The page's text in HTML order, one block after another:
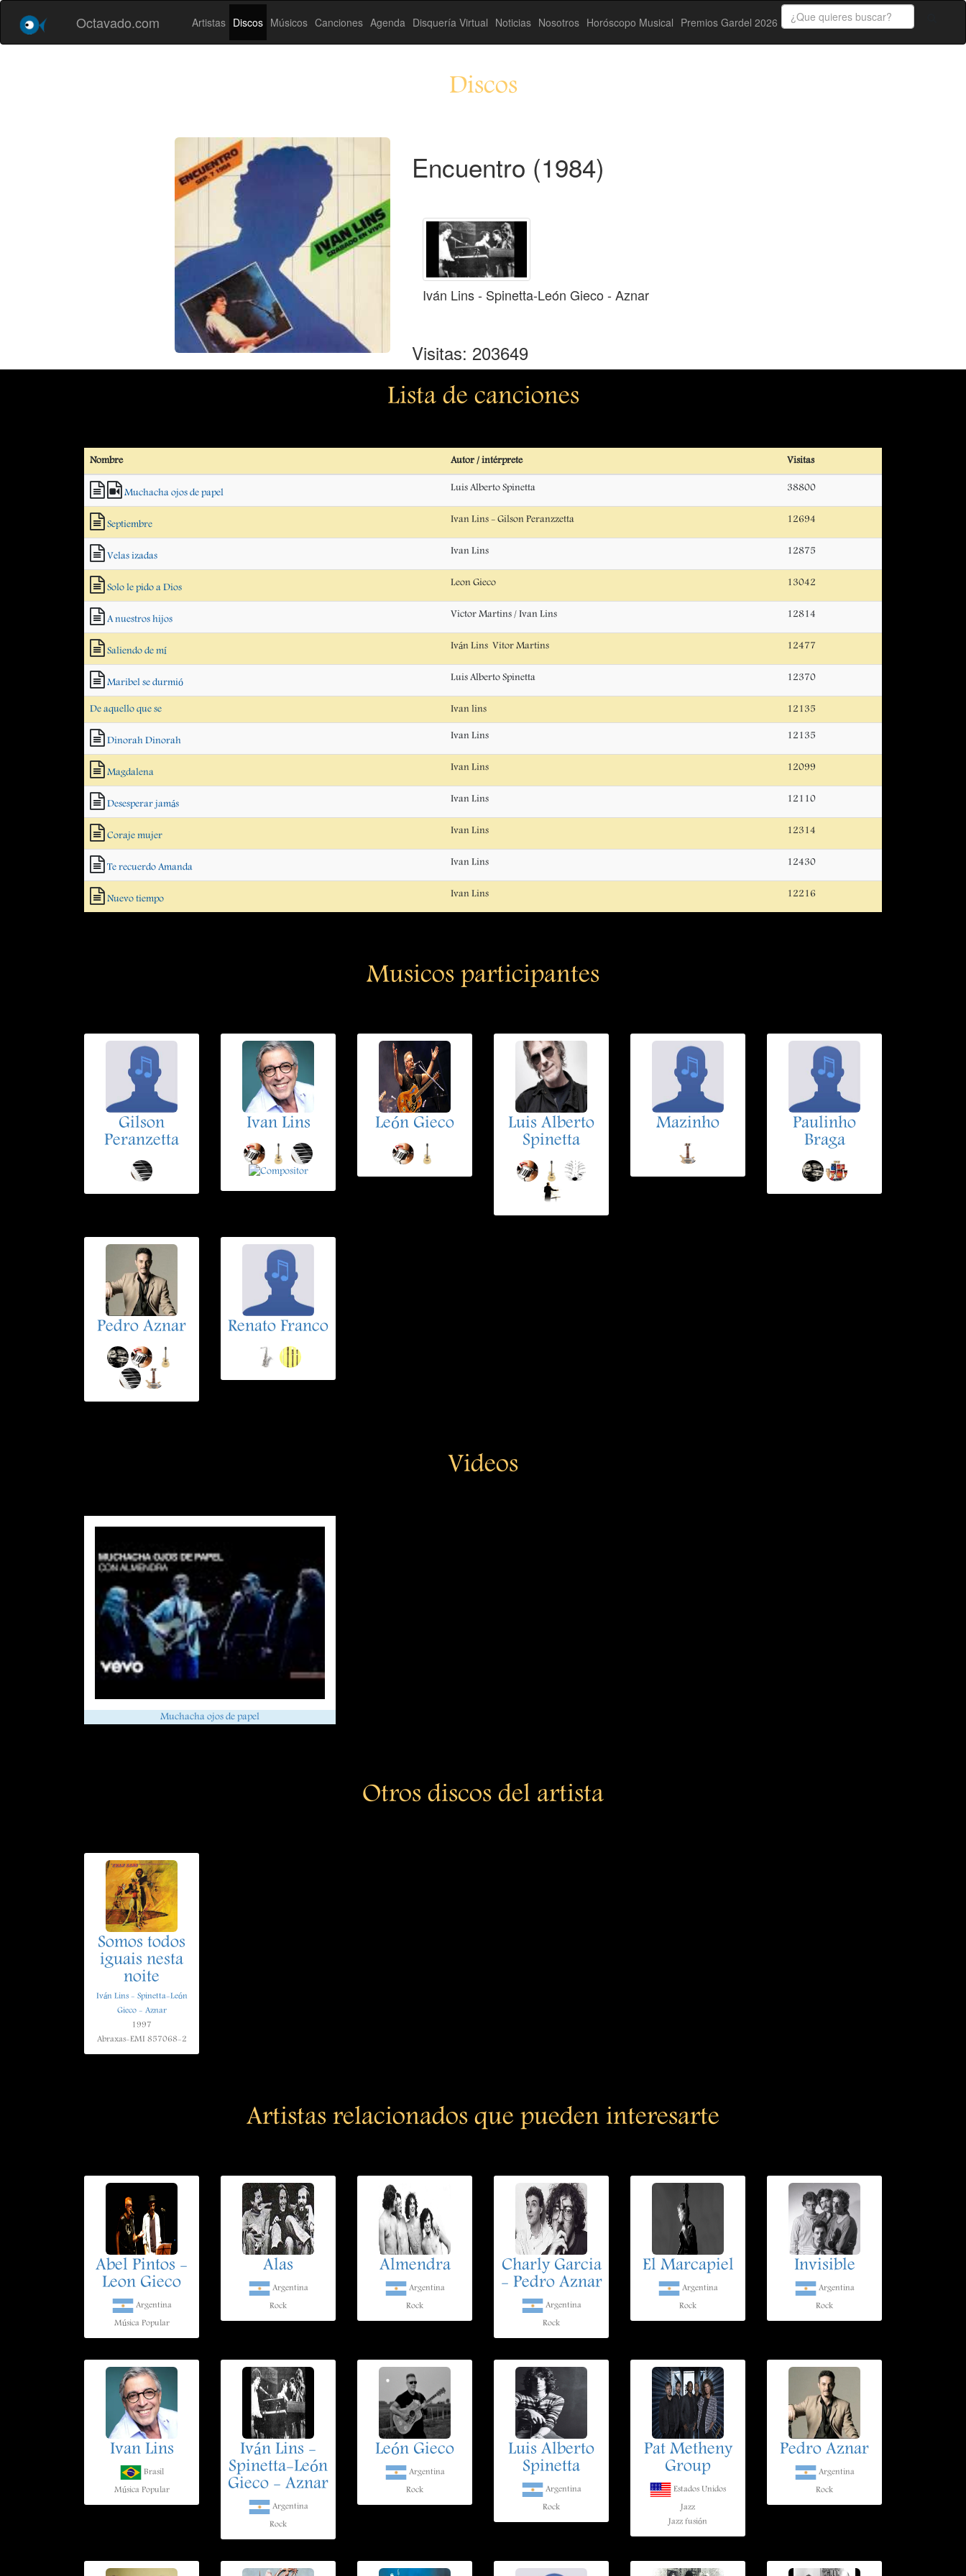
Octavado.com Artistas Discos Músicos Canciones Agenda Disquería Virtual Noticias Nosotros Horóscopo Musical Premios Gardel 2026
Discos
Encuentro (1984)
Iván Lins - Spinetta-León Gieco - Aznar
Visitas: 203649
Lista de canciones
Nombre Autor / intérprete Visitas
Muchacha ojos de papel Luis Alberto Spinetta 38800
Septiembre Ivan Lins - Gilson Peranzzetta 12694
Velas izadas Ivan Lins 12875
Solo le pido a Dios Leon Gieco 13042
A nuestros hijos Victor Martins / Ivan Lins 12814
Saliendo de mí Iván Lins  Vitor Martins 12477
Maribel se durmió Luis Alberto Spinetta 12370
De aquello que se Ivan lins 12135
Dinorah Dinorah Ivan Lins 12135
Magdalena Ivan Lins 12099
Desesperar jamás Ivan Lins 12110
Coraje mujer Ivan Lins 12314
Te recuerdo Amanda Ivan Lins 12430
Nuevo tiempo Ivan Lins 12216
Musicos participantes
Gilson
Peranzetta
Ivan Lins León Gieco
Luis Alberto
Spinetta
Mazinho
Paulinho
Braga
Pedro Aznar Renato Franco
Videos
Muchacha ojos de papel
Otros discos del artista
Somos todos
iguais nesta
noite
Iván Lins - Spinetta-León
Gieco - Aznar
1997
Abraxas-EMI 857068-2
Artistas relacionados que pueden interesarte
Abel Pintos -
Leon Gieco
Argentina
Música Popular
Alas
Argentina
Rock
Almendra
Argentina
Rock
Charly Garcia
- Pedro Aznar
Argentina
Rock
El Marcapiel
Argentina
Rock
Invisible
Argentina
Rock
Ivan Lins
Brasil
Música Popular
Iván Lins -
Spinetta-León
Gieco - Aznar
Argentina
Rock
León Gieco
Argentina
Rock
Luis Alberto
Spinetta
Argentina
Rock
Pat Metheny
Group
Estados Unidos
Jazz
Jazz fusión
Pedro Aznar
Argentina
Rock